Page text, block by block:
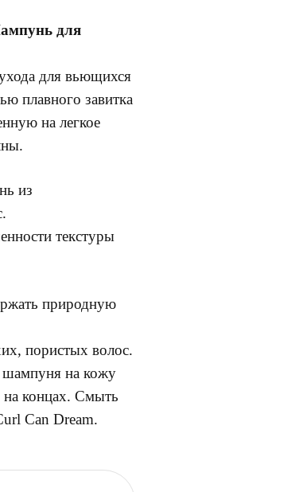
для
для вьющихся
плавного завитка
на легкое
из
текстуры
природную
пористых волос.
шампуня на кожу
концах. Смыть
Can Dream.